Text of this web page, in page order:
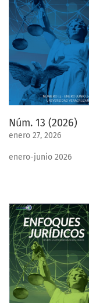
Núm. 13 (2026)
enero 27, 2026
enero-junio 2026